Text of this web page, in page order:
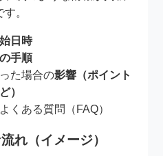
。
日時
手順
た場合の影響（ポイント
）
くある質問（FAQ）
れ（イメージ）